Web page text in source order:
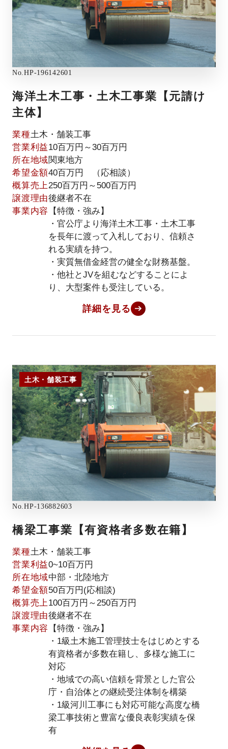
No.HP-196142601
海洋土木工事・土木工事業【元請け
主体】
業種土木・舗装工事
営業利益10百万円～30百万円
所在地域関東地方
希望金額40百万円 （応相談）
概算売上250百万円～500百万円
譲渡理由後継者不在
事業内容
【特徴・強み】
・官公庁より海洋土木工事・土木工事
を長年に渡って入札しており、信頼さ
れる実績を持つ。
・実質無借金経営の健全な財務基盤。
・他社とJVを組むなどすることによ
り、大型案件も受注している。
詳細を見る
土木・舗装工事
No.HP-136882603
橋梁工事業【有資格者多数在籍】
業種土木・舗装工事
営業利益0~10百万円
所在地域中部・北陸地方
希望金額50百万円(応相談)
概算売上100百万円～250百万円
譲渡理由後継者不在
事業内容
【特徴・強み】
・1級土木施工管理技士をはじめとする
有資格者が多数在籍し、多様な施工に
対応
・地域での高い信頼を背景とした官公
庁・自治体との継続受注体制を構築
・1級河川工事にも対応可能な高度な橋
梁工事技術と豊富な優良表彰実績を保
有